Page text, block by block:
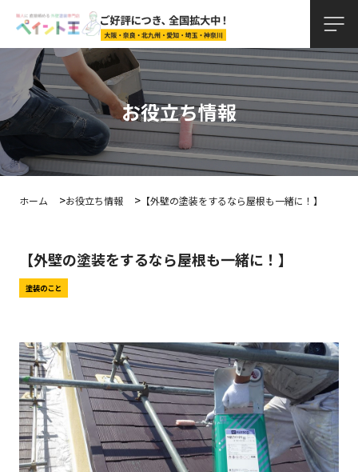
お役立ち情報
ホーム お役立ち情報 【外壁の塗装をするなら屋根も一緒に！】
【外壁の塗装をするなら屋根も一緒に！】
塗装のこと